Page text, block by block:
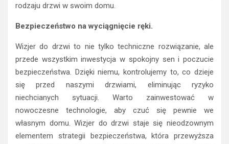
rodzaju drzwi w swoim domu.
Bezpieczeństwo na wyciągnięcie ręki.
Wizjer do drzwi to nie tylko techniczne rozwiązanie, ale
przede wszystkim inwestycja w spokojny sen i poczucie
bezpieczeństwa. Dzięki niemu, kontrolujemy to, co dzieje
się przed naszymi drzwiami, eliminując ryzyko
niechcianych sytuacji. Warto zainwestować w
nowoczesne technologie, aby czuć się pewnie we
własnym domu. Wizjer do drzwi staje się nieodzownym
elementem strategii bezpieczeństwa, która przewyższa